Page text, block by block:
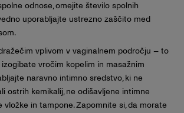
odnose, omejite število spolnih
uporabljajte ustrezno zaščito med
vplivom v vaginalnem področju – to
izogibate vročim kopelim in masažnim
naravno intimno sredstvo, ki ne
ostrih kemikalij, ne odišavljene intimne
vložke in tampone. Zapomnite si, da morate